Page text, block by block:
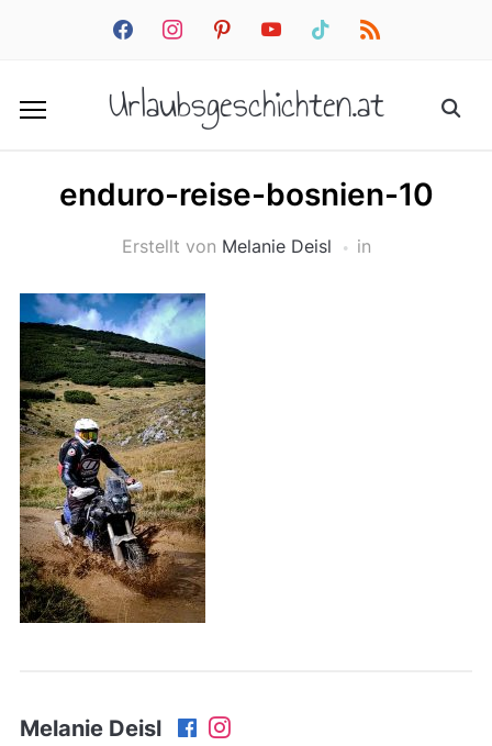
facebookinstagrampinterestyoutube tiktok rss
Urlaubsgeschichten.at
enduro-reise-bosnien-10
Erstellt von Melanie Deisl in
Melanie Deisl